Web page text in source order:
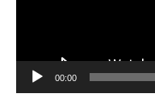
00:00